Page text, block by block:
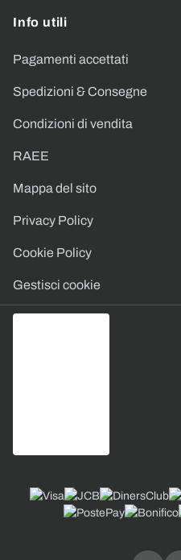
Info utili
Pagamenti accettati
Spedizioni & Consegne
Condizioni di vendita
RAEE
Mappa del sito
Privacy Policy
Cookie Policy
Gestisci cookie